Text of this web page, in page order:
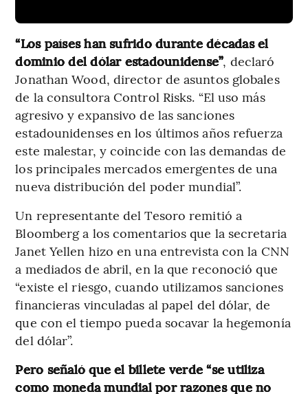
“Los países han sufrido durante décadas el
dominio del dólar estadounidense”, declaró
Jonathan Wood, director de asuntos globales
de la consultora Control Risks. “El uso más
agresivo y expansivo de las sanciones
estadounidenses en los últimos años refuerza
este malestar, y coincide con las demandas de
los principales mercados emergentes de una
nueva distribución del poder mundial”.
Un representante del Tesoro remitió a
Bloomberg a los comentarios que la secretaria
Janet Yellen hizo en una entrevista con la CNN
a mediados de abril, en la que reconoció que
“existe el riesgo, cuando utilizamos sanciones
financieras vinculadas al papel del dólar, de
que con el tiempo pueda socavar la hegemonía
del dólar”.
Pero señaló que el billete verde “se utiliza
como moneda mundial por razones que no